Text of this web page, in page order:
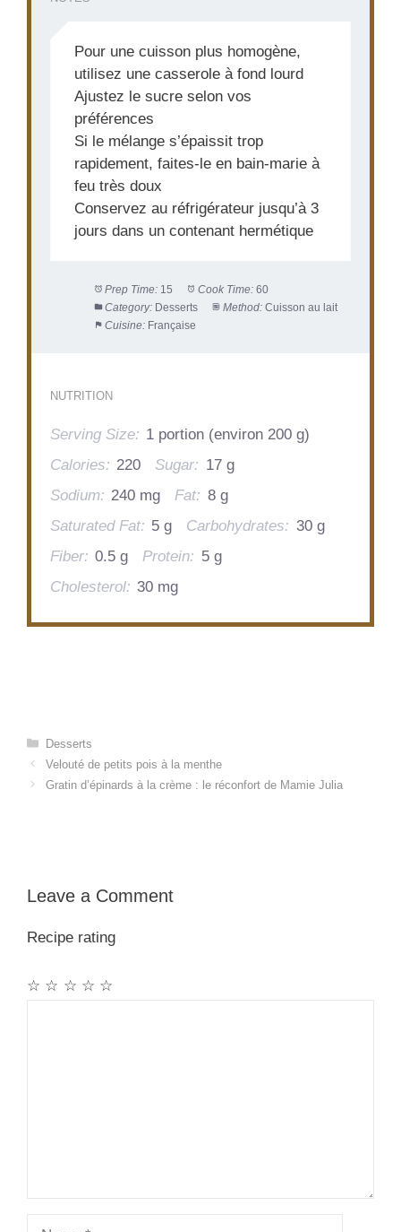
Pour une cuisson plus homogène,
utilisez une casserole à fond lourd
Ajustez le sucre selon vos
préférences
Si le mélange s’épaissit trop
rapidement, faites-le en bain-marie à
feu très doux
Conservez au réfrigérateur jusqu’à 3
jours dans un contenant hermétique
Prep Time: 15 Cook Time: 60
Category: Desserts Method: Cuisson au lait
Cuisine: Française
NUTRITION
Serving Size: 1 portion (environ 200 g)
Calories: 220 Sugar: 17 g
Sodium: 240 mg Fat: 8 g
Saturated Fat: 5 g Carbohydrates: 30 g
Fiber: 0.5 g Protein: 5 g
Cholesterol: 30 mg
Categories
Desserts
Velouté de petits pois à la menthe
Gratin d’épinards à la crème : le réconfort de Mamie Julia
Leave a Comment
Recipe rating
☆
☆
☆
☆
☆